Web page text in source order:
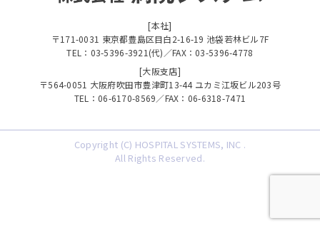
[本社]
〒171-0031 東京都豊島区目白2-16-19 池袋若林ビル7F
TEL：03-5396-3921(代)／FAX：03-5396-4778
[大阪支店]
〒564-0051 大阪府吹田市豊津町13-44 ユカミ江坂ビル203号
TEL：06-6170-8569／FAX：06-6318-7471
Copyright (C) HOSPITAL SYSTEMS, INC .
All Rights Reserved.